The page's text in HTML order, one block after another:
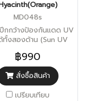
MD048s
กกว้างป้องกันแดด UV
ทั้งสองด้าน (Sun UV
฿990
สั่งซื้อสินค้า
เปรียบเทียบ